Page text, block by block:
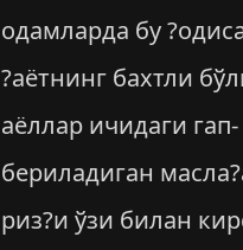
одамларда бу
?аётнинг бахтли
аёллар ичидаги
бериладиган
риз?и ўзи билан